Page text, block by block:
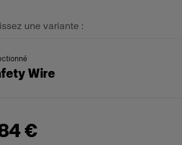
une variante :
Wire
€